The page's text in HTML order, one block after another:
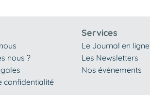
nous ?
confidentialité
Services
Le Journal en ligne
Les Newsletters
Nos événements